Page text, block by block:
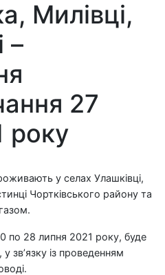
Милівці,
–
27
року
у селах Улашківці,
Чортківського району та
по 28 липня 2021 року, буде
зв’язку із проведенням